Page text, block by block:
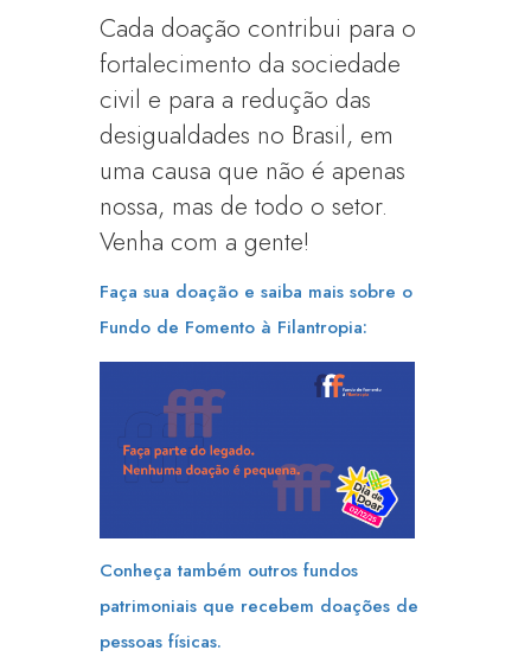
Cada doação contribui para o
fortalecimento da sociedade
civil e para a redução das
desigualdades no Brasil, em
uma causa que não é apenas
nossa, mas de todo o setor.
Venha com a gente!
Faça sua doação e saiba mais sobre o
Fundo de Fomento à Filantropia:
Conheça também outros fundos
patrimoniais que recebem doações de
pessoas físicas.